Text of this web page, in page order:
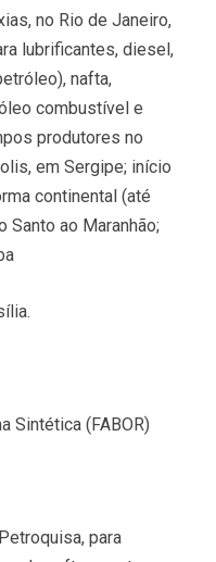
no Rio de Janeiro,
lubrificantes, diesel,
nafta,
combustível e
produtores no
em Sergipe; início
continental (até
Santo ao Maranhão;
Sintética (FABOR)
para